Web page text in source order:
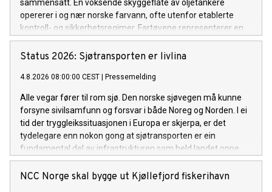
sammensatt. En voksende skyggeflåte av oljetankere
opererer i og nær norske farvann, ofte utenfor etablerte
kontroll- og sikkerhets­regimer. Fartøyene representerer en
forhøyet risiko som utfordrer sikkerheten og miljøet i
europeiske farvann. Dette er en ny normal som vi må
Status 2026: Sjøtransporten er livlina
4.8.2026 08:00:00 CEST Pressemelding
Alle vegar fører til rom sjø. Den norske sjøvegen må kunne
forsyne sivilsamfunn og forsvar i både Noreg og Norden. I ei
tid der tryggleikssituasjonen i Europa er skjerpa, er det
tydelegare enn nokon gong at sjøtransporten er ein
fundamental del av infrastrukturen som held landet oppe.
Det gjeld i fredstid, i kriser og om det verste skulle skje.
NCC Norge skal bygge ut Kjøllefjord fiskerihavn